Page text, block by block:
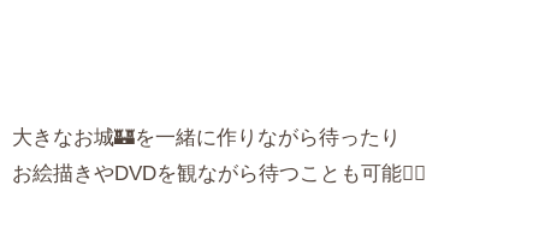
大きなお城🏰を一緒に作りながら待ったり
お絵描きやDVDを観ながら待つことも可能🙆‍♀️